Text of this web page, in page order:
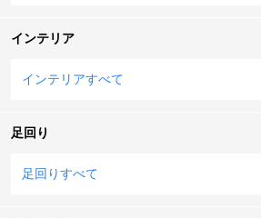
インテリア
インテリアすべて
足回り
足回りすべて